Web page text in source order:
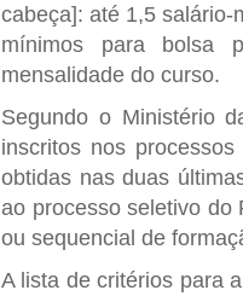
cabeça]: até 1,5
mínimos para bolsa
mensalidade do curso.
Segundo o Ministério
inscritos nos
obtidas nas duas
ao processo seletivo do
ou sequencial de
A lista de critérios para